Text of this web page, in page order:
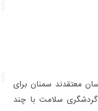
معتقدند سمنان برای
سلامت با چند